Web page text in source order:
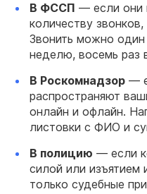
В ФССП — если они
количеству
Звонить можно один
неделю, восемь раз
В Роскомнадзор —
распространяют
онлайн и офлайн.
листовки с ФИО и
В полицию — если
силой или изъятием
только судебные